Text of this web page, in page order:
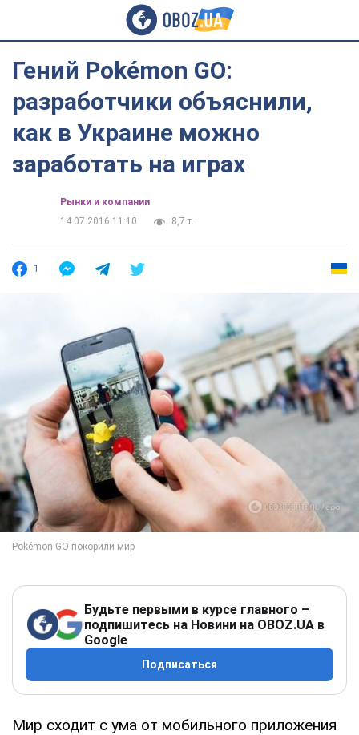
Гений Pokémon GO:
разработчики объяснили,
как в Украине можно
заработать на играх
Рынки и компании
14.07.2016 11:10
8,7 т.
1
Будьте первыми в курсе главного –
подпишитесь на Новини на OBOZ.UA в
Google
Подписаться
Мир сходит с ума от мобильного приложения